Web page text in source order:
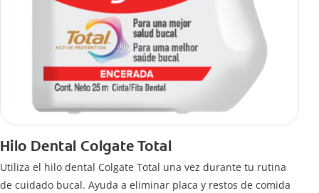
Hilo Dental Colgate Total
Utiliza el hilo dental Colgate Total una vez durante tu rutina
de cuidado bucal. Ayuda a eliminar placa y restos de comida